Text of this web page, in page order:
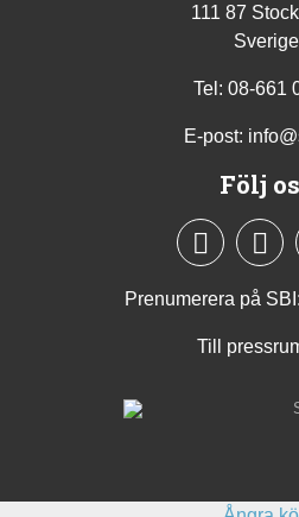
111 87
Sverige
Tel: 08-661
E-post:
Följ
Prenumerera på
Till